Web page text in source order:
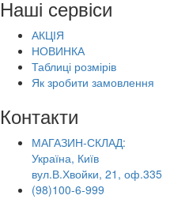
Наші сервіси
АКЦІЯ
НОВИНКА
Таблиці розмірів
Як зробити замовлення
Контакти
МАГАЗИН-СКЛАД:
Україна, Київ
вул.В.Хвойки, 21, оф.335
(98)100-6-999